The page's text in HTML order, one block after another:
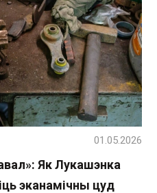
Як Лукашэнка
эканамічны цуд
01.05.2026